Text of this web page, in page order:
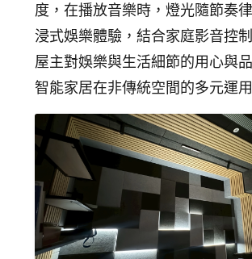
度，在播放音樂時，燈光隨節奏
浸式娛樂體驗，結合家庭影音控
屋主對娛樂與生活細節的用心與
智能家居在非傳統空間的多元運用